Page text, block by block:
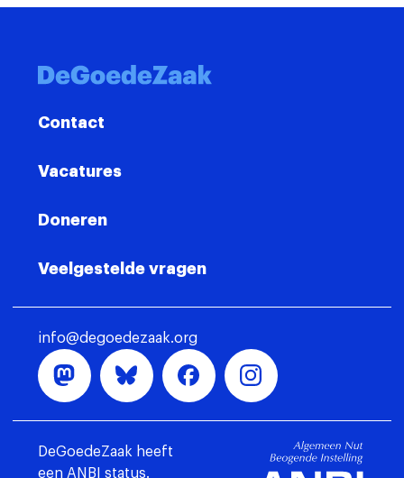
Contact
Vacatures
Doneren
Veelgestelde vragen
info@degoedezaak.org
DeGoedeZaak heeft
een ANBI status.